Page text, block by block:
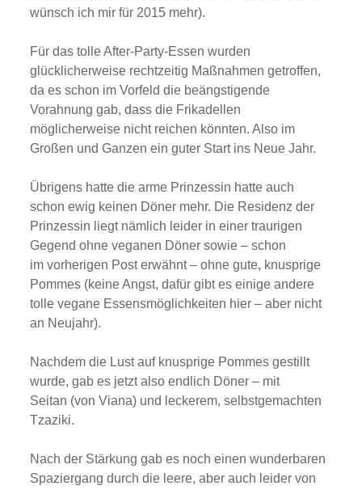
wünsch ich mir für 2015 mehr).
Für das tolle After-Party-Essen wurden
glücklicherweise rechtzeitig Maßnahmen getroffen,
da es schon im Vorfeld die beängstigende
Vorahnung gab, dass die Frikadellen
möglicherweise nicht reichen könnten. Also im
Großen und Ganzen ein guter Start ins Neue Jahr.
Übrigens hatte die arme Prinzessin hatte auch
schon ewig keinen Döner mehr. Die Residenz der
Prinzessin liegt nämlich leider in einer traurigen
Gegend ohne veganen Döner sowie – schon
im vorherigen Post erwähnt – ohne gute, knusprige
Pommes (keine Angst, dafür gibt es einige andere
tolle vegane Essensmöglichkeiten hier – aber nicht
an Neujahr).
Nachdem die Lust auf knusprige Pommes gestillt
wurde, gab es jetzt also endlich Döner – mit
Seitan (von Viana) und leckerem, selbstgemachten
Tzaziki.
Nach der Stärkung gab es noch einen wunderbaren
Spaziergang durch die leere, aber auch leider von